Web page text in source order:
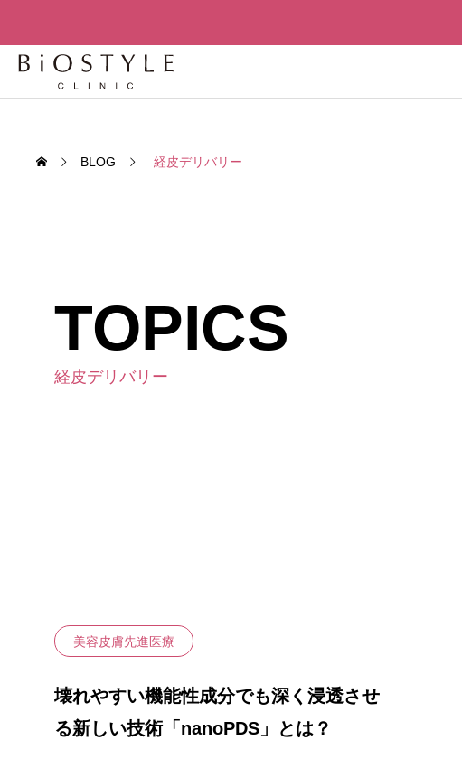
TREATMENT
老化細胞を「削除」せよ – セノリ
BLOG 経皮デリバリー
TOPICS
経皮デリバリー
美容皮膚先進医療
壊れやすい機能性成分でも深く浸透させ
る新しい技術「nanoPDS」とは？